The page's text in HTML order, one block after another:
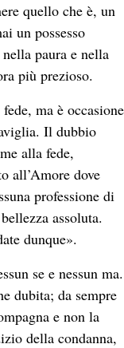
quello che è, un
un possesso
paura e nella
più prezioso.
ma è occasione
Il dubbio
alla fede,
all’Amore dove
professione di
assoluta.
dunque».
se e nessun ma.
dubita; da sempre
e non la
della condanna,